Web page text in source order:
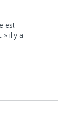
est
» il y a